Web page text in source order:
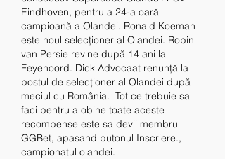
Eindhoven, pentru a 24-a oară
campioană a Olandei. Ronald Koeman
este noul selecţioner al Olandei. Robin
van Persie revine după 14 ani la
Feyenoord. Dick Advocaat renunță la
postul de selecționer al Olandei după
meciul cu România.  Tot ce trebuie sa
faci pentru a obine toate aceste
recompense este sa devii membru
GGBet, apasand butonul Inscriere.,
campionatul olandei.